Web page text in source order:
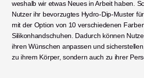
weshalb wir etwas Neues in Arbeit haben.
Nutzer ihr bevorzugtes Hydro-Dip-Muster
mit der Option von 10 verschiedenen
Silikonhandschuhen. Dadurch können
ihren Wünschen anpassen und
zu ihrem Körper, sondern auch zu ihrer